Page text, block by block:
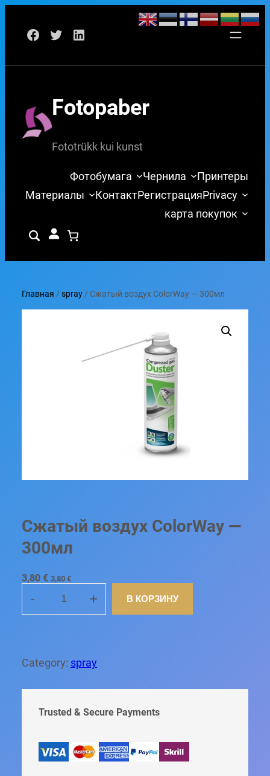
Facebook
TwitterLinkedIn
Fotopaber
Fototrükk kui kunst
Фотобумага Чернила
Принтеры
Материалы
КонтактРегистрацияPrivacy
карта покупок
Главная /spray/ Сжатый воздух ColorWay — 300мл
Сжатый воздух ColorWay —
300мл
3,80 € 3,80 €
О
Ч
+
- В КОРЗИНУ
Category: spray
Trusted & Secure Payments